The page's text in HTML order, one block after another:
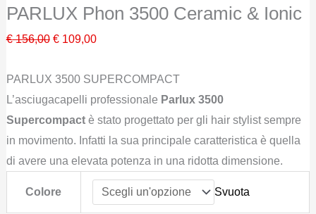
PARLUX Phon 3500 Ceramic & Ionic
€156,00 Il
originale
era:
€ 156,00.
€109,00Il
attuale
è:
€ 109,00.
PARLUX 3500 SUPERCOMPACT
L’asciugacapelli professionale Parlux 3500
Supercompact è stato progettato per gli hair stylist sempre
in movimento. Infatti la sua principale caratteristica è quella
di avere una elevata potenza in una ridotta dimensione.
Colore Svuota